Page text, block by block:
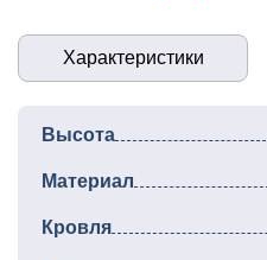
Характеристики
Высота
Материал
Кровля